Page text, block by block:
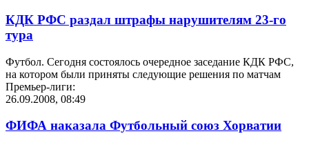
КДК РФС раздал штрафы нарушителям 23-го
тура
Футбол. Сегодня состоялось очередное заседание КДК РФС,
на котором были приняты следующие решения по матчам
Премьер-лиги:
26.09.2008, 08:49
ФИФА наказала Футбольный союз Хорватии